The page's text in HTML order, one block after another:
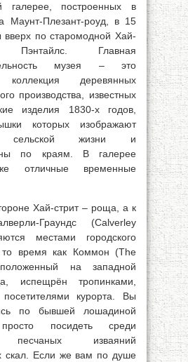
галерее, построенных в
Маунт-Плезант-роуд, в 15
вверх по старомодной Хай-
Главная
музея – это
коллекция деревянных
производства, известных
изделия 1830-х годов,
которых изображают
жизни и
по краям. В галерее
отличные временные
Хай-стрит – роща, а к
Граундс (Calverley
местами городского
то время как Коммон (The
на западной
испещрён тропинками,
курорта. Вы
по бывшей лошадиной
посидеть среди
песчаных изваяний
скал. Если же вам по душе